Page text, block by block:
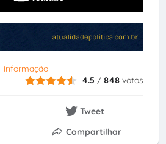
informação
4.5 / 848 votos
Tweet
Compartilhar